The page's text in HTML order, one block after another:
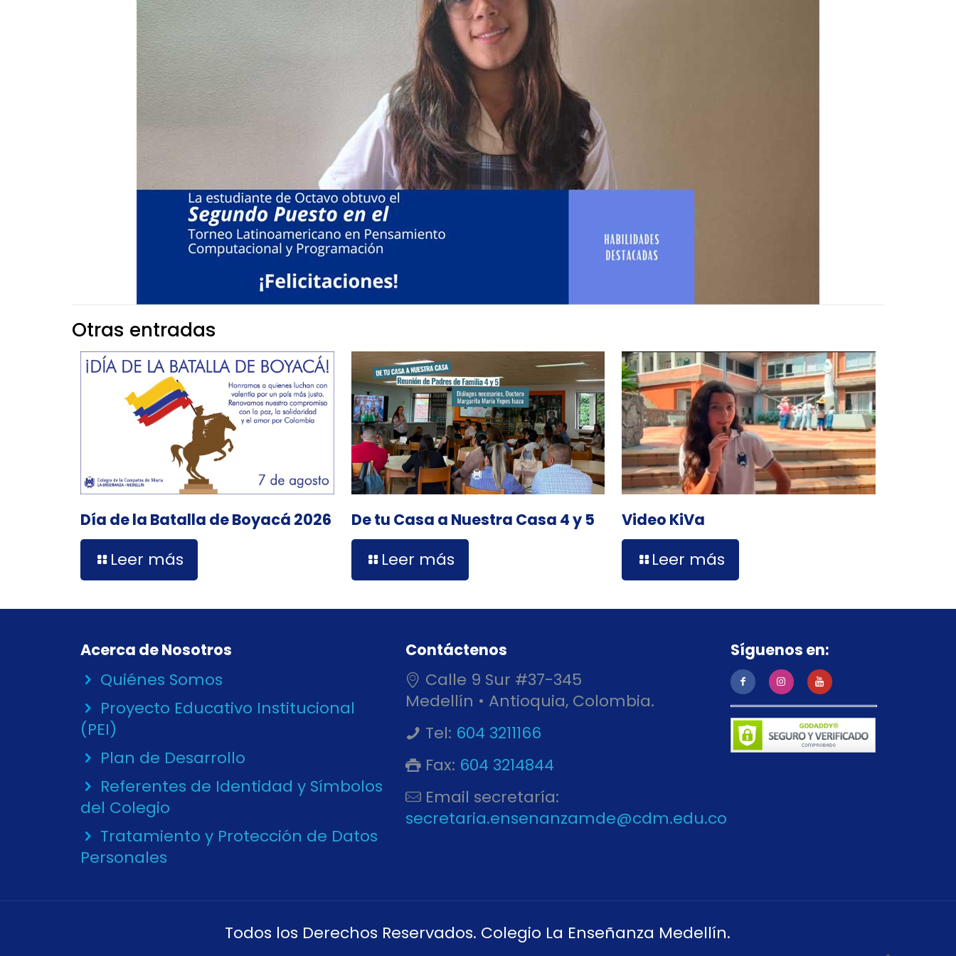
Otras entradas
Día de la Batalla de Boyacá 2026
Leer más
De tu Casa a Nuestra Casa 4 y 5
Leer más
Video KiVa
Leer más
Acerca de Nosotros
Quiénes Somos
Proyecto Educativo Institucional
(PEI)
Plan de Desarrollo
Referentes de Identidad y Símbolos
del Colegio
Tratamiento y Protección de Datos
Personales
Contáctenos
Calle 9 Sur #37-345
Medellín • Antioquia, Colombia.
Tel: 604 3211166
Fax: 604 3214844
Email secretaría:
secretaria.ensenanzamde@cdm.edu.co
Síguenos en:
Todos los Derechos Reservados. Colegio La Enseñanza Medellín.